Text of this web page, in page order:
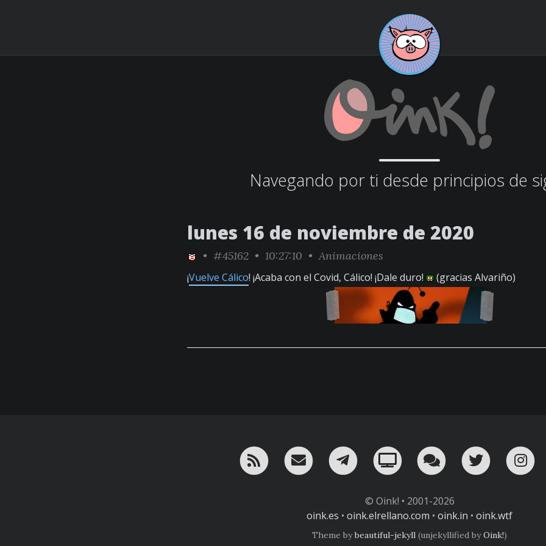
Navegando por ti desde principios de
lunes 16 de noviembre de 2020
• #45162 • 10:27:10 • Animaciones
¡Vuelve Cálico! ¡Acaba con el Covid, Cálico! ¡Dale duro! (gracias Alvariño)
RSS ¡Mándame un email!
¡Nuestro canal en Telegram!
Oink! TV Charla conTwitter
© Oink! • 2001-2026
oink.es • oink.elrellano.com • oink.in • oink.wtf
Theme bybeautiful-jekyll (unjekyllified byOink!)